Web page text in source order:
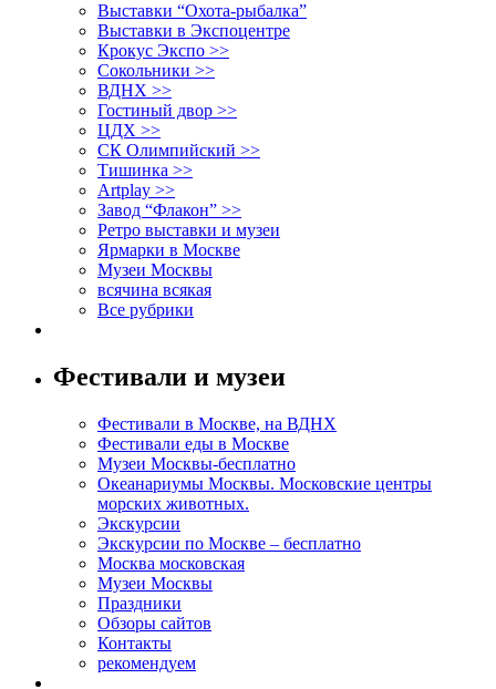
Выставки “Охота-рыбалка”
Выставки в Экспоцентре
Крокус Экспо >>
Сокольники >>
ВДНХ >>
Гостиный двор >>
ЦДХ >>
СК Олимпийский >>
Тишинка >>
Artplay >>
Завод “Флакон” >>
Ретро выставки и музеи
Ярмарки в Москве
Музеи Москвы
всячина всякая
Все рубрики
Фестивали и музеи
Фестивали в Москве, на ВДНХ
Фестивали еды в Москве
Музеи Москвы-бесплатно
Океанариумы Москвы. Московские центры
морских животных.
Экскурсии
Экскурсии по Москве – бесплатно
Москва московская
Музеи Москвы
Праздники
Обзоры сайтов
Контакты
рекомендуем